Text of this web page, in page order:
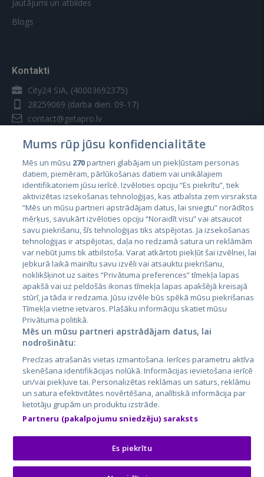
Jautājumi un atbildes
Blogs
Kontakti
City24 SIA, (40003692375)
28259069 (darba dien. 09-17)
contact@getapro.lv
Valstis
Igaunija
Latvija
Lietuva
City24.lv
City24.ee
GetaPro.lv
GetaPro.ee
Skelbiu.lt
Autoplius.lt
Aruodas.lt
CVbankas.lt
Kainos.lt
Paslaugos.lt
auto24.ee
Osta.ee
KuldneBörs.ee
Mums rūp jūsu konfidencialitāte
Mēs un mūsu 270partneri glabājam un piekļūstam personas
datiem, piemēram, pārlūkošanas datiem vai unikālajiem
identifikatoriem jūsu ierīcē. Izvēloties opciju “Es piekrītu”, tiek
aktivizētas izsekošanas tehnoloģijas, kas atbalsta zem virsraksta
“Mēs un mūsu partneri apstrādājam datus, lai sniegtu” norādītos
mērķus, savukārt izvēloties opciju “Noraidīt visu” vai atsaucot
savu piekrišanu, šīs tehnoloģijas tiks atspējotas. Ja izsekošanas
tehnoloģijas ir atspējotas, daļa no redzamā satura un reklāmām
var nebūt jums tik atbilstoša. Varat atkārtoti piekļūt šai izvēlnei, lai
jebkurā laikā mainītu savu izvēli vai atsauktu piekrišanu,
noklikšķinot uz saites “Privātuma preferences” tīmekļa lapas
apakšā vai uz peldošās ikonas tīmekļa lapas apakšējā kreisajā
stūrī, ja tāda ir redzama. Jūsu izvēle būs spēkā mūsu piekrišanas
Tīmekļa vietne ietvaros. Plašāku informāciju skatiet mūsu
Privātuma politikā.
Mēs un mūsu partneri apstrādājam datus, lai
nodrošinātu:
Precīzas atrašanās vietas izmantošana. Ierīces parametru aktīva
skenēšana identifikācijas nolūkā. Informācijas ievietošana ierīcē
un/vai piekļuve tai. Personalizētas reklāmas un saturs, reklāmu
un satura efektivitātes novērtēšana, analītiskā informācija par
lietotāju grupām un produktu izstrāde.
Partneru (pakalpojumu sniedzēju) saraksts
Es piekrītu